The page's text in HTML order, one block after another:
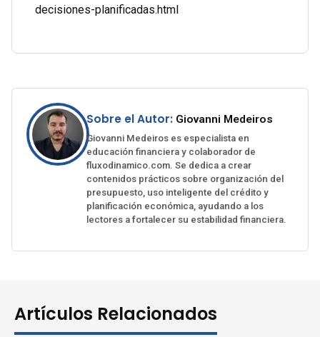
decisiones-planificadas.html
Sobre el Autor: Giovanni Medeiros
Giovanni Medeiros es especialista en
educación financiera y colaborador de
fluxodinamico.com. Se dedica a crear
contenidos prácticos sobre organización del
presupuesto, uso inteligente del crédito y
planificación económica, ayudando a los
lectores a fortalecer su estabilidad financiera.
Artículos Relacionados